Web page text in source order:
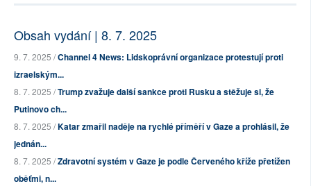
Obsah vydání | 8. 7. 2025
9. 7. 2025 /Channel 4 News: Lidskoprávní organizace protestují proti
izraelským...
8. 7. 2025 /Trump zvažuje další sankce proti Rusku a stěžuje si, že
Putinovo ch...
8. 7. 2025 /Katar zmařil naděje na rychlé příměří v Gaze a prohlásil, že
jednán...
8. 7. 2025 /Zdravotní systém v Gaze je podle Červeného kříže přetížen
oběťmi, n...